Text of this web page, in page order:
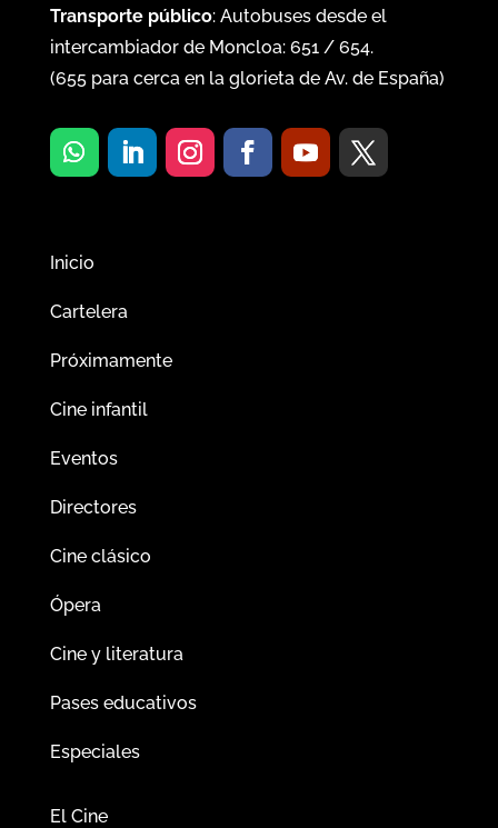
Transporte público: Autobuses desde el
intercambiador de Moncloa: 651/ 654.
(655para cerca en la glorieta de Av. de España)
Inicio
Cartelera
Próximamente
Cine infantil
Eventos
Directores
Cine clásico
Ópera
Cine y literatura
Pases educativos
Especiales
El Cine